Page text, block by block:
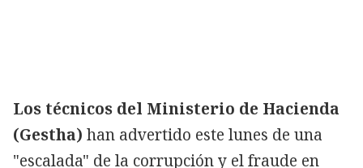
Los técnicos del Ministerio de Hacienda
(Gestha) han advertido este lunes de una
"escalada" de la corrupción y el fraude en